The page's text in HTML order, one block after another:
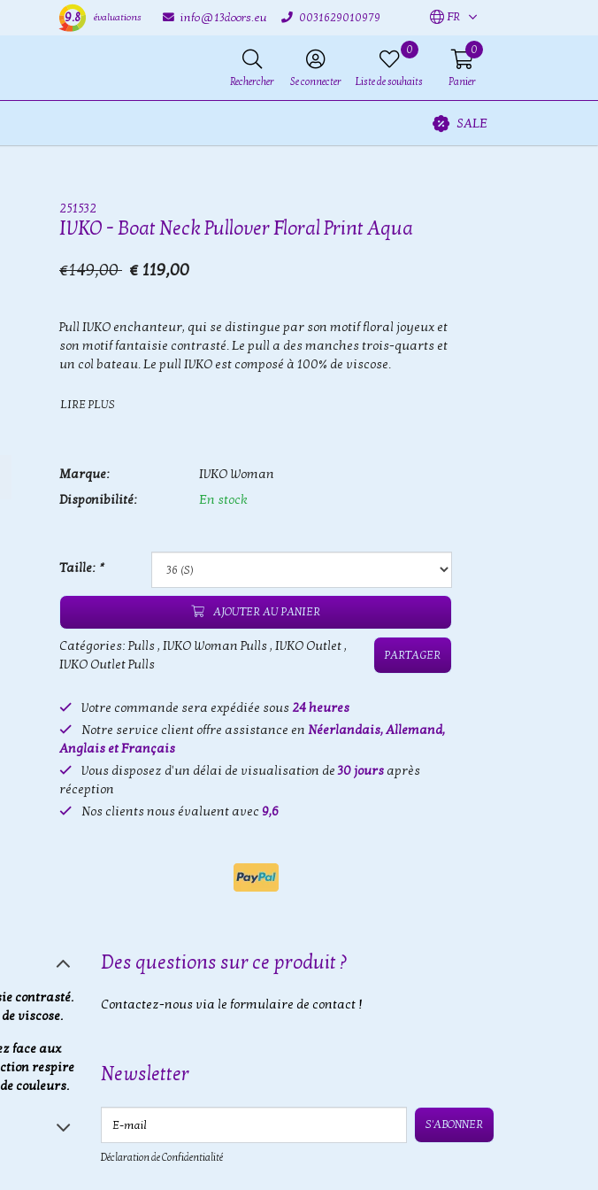
9.8 évaluations info@13doors.eu 0031629010979 FR
Rechercher Se connecter
0
Liste de souhaits
0
Panier
SALE
251532
IVKO - Boat Neck Pullover Floral Print Aqua
€149,00 € 119,00
Pull IVKO enchanteur, qui se distingue par son motif floral joyeux et
son motif fantaisie contrasté. Le pull a des manches trois-quarts et
un col bateau. Le pull IVKO est composé à 100% de viscose.
LIRE PLUS
Marque:
IVKO Woman
Disponibilité:
En stock
Taille: *
AJOUTER AU PANIER
Catégories: Pulls, IVKO Woman Pulls, IVKO Outlet,
IVKO Outlet Pulls
PARTAGER
Votre commande sera expédiée sous24 heures
Notre service client offre assistance en Néerlandais, Allemand,
Anglais et Français
Vous disposez d'un délai de visualisation de30 jours après
réception
Nos clients nous évaluent avec 9,6
contrasté.
viscose.
face aux
respire
couleurs.
Des questions sur ce produit ?
Contactez-nous via le formulaire de contact !
Newsletter
E-mail
S'ABONNER
Déclaration de Confidentialité